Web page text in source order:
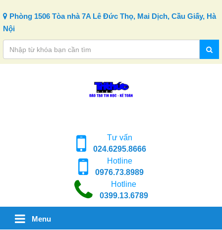
Phòng 1506 Tòa nhà 7A Lê Đức Thọ, Mai Dịch, Cầu Giấy, Hà
Nội
Tư vấn
024.6295.8666
Hotline
0976.73.8989
Hotline
0399.13.6789
Menu